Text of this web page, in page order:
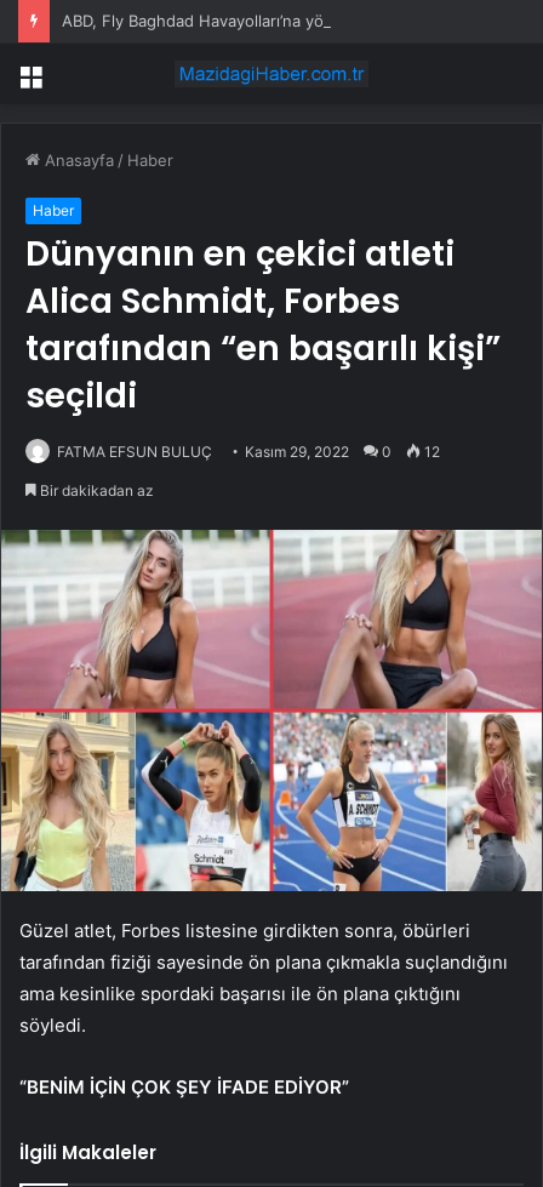
Menü
Anasayfa / Haber
Haber
Dünyanın en çekici atleti
Alica Schmidt, Forbes
tarafından “en başarılı kişi”
seçildi
FATMA EFSUN BULUÇ Kasım 29, 2022 0 12
Bir dakikadan az
Güzel atlet, Forbes listesine girdikten sonra, öbürleri
tarafından fiziği sayesinde ön plana çıkmakla suçlandığını
ama kesinlike spordaki başarısı ile ön plana çıktığını
söyledi.
“BENİM İÇİN ÇOK ŞEY İFADE EDİYOR”
İlgili Makaleler